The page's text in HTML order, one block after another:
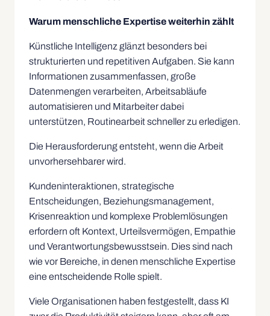
Warum menschliche Expertise weiterhin zählt
Künstliche Intelligenz glänzt besonders bei
strukturierten und repetitiven Aufgaben. Sie kann
Informationen zusammenfassen, große
Datenmengen verarbeiten, Arbeitsabläufe
automatisieren und Mitarbeiter dabei
unterstützen, Routinearbeit schneller zu erledigen.
Die Herausforderung entsteht, wenn die Arbeit
unvorhersehbarer wird.
Kundeninteraktionen, strategische
Entscheidungen, Beziehungsmanagement,
Krisenreaktion und komplexe Problemlösungen
erfordern oft Kontext, Urteilsvermögen, Empathie
und Verantwortungsbewusstsein. Dies sind nach
wie vor Bereiche, in denen menschliche Expertise
eine entscheidende Rolle spielt.
Viele Organisationen haben festgestellt, dass KI